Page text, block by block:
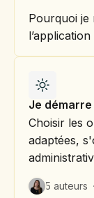
Pourquoi je
Je
Choisir les
adaptées,
5 auteurs